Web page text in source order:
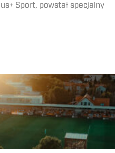
Sport, powstał specjalny